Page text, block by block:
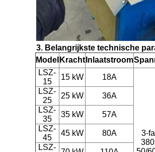
3. Belangrijkste technische
Model Kracht Inlaatstroom
LSZ-
15
15 kW 18A
3-
LSZ-
25
25 kW 36A
LSZ-
35
35 kW 57A
LSZ-
45
45 kW 80A
LSZ-